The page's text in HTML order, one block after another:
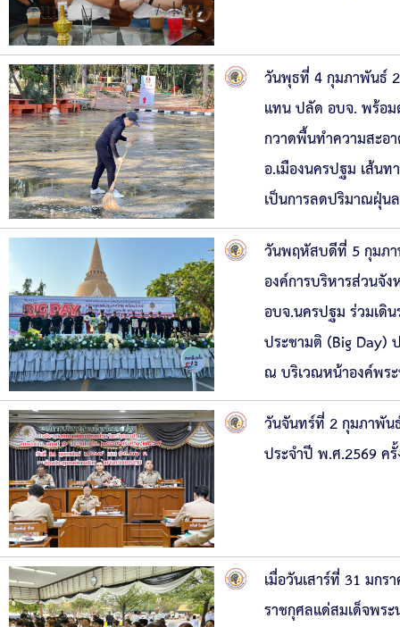
วันพุธที่ 4 กุมภาพันธ์
แทน ปลัด อบจ. พร้อม
กวาดพื้นทำความสะ
อ.เมืองนครปฐม เส้น
เป็นการลดปริมาณฝุ่
วันพฤหัสบดีที่ 5 กุมภา
องค์การบริหารส่วนจั
อบจ.นครปฐม ร่วมเดิ
ประชามติ (Big Day)
ณ บริเวณหน้าองค์พร
วันจันทร์ที่ 2 กุมภาพั
ประจำปี พ.ศ.2569
เมื่อวันเสาร์ที่ 31 มก
ราชกุศลแด่สมเด็จพร